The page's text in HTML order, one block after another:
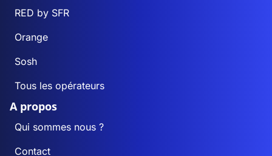
RED by SFR
Orange
Sosh
Tous les opérateurs
A propos
Qui sommes nous ?
Contact